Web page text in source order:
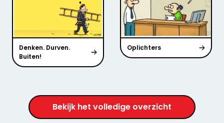
Denken. Durven.
Buiten!
Oplichters
Bekijk het volledige overzicht